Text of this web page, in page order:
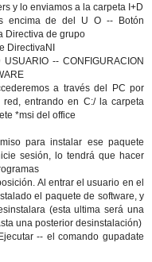
y lo enviamos a la carpeta I+D
encima de del U O -- Botón
Directiva de grupo
DirectivaNI
-- CONFIGURACION
a través del PC por
entrando en C:/ la carpeta
*msi del office
para instalar ese paquete
sesión, lo tendrá que hacer
Al entrar el usuario en el
el paquete de software, y
(esta ultima será una
una posterior desinstalación)
-- el comando gupadate